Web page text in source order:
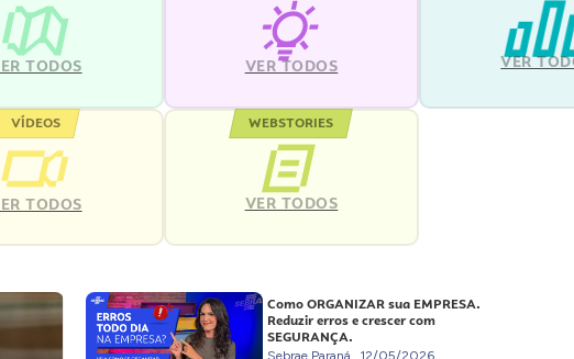
TODOS VER TODOS VER
VÍDEOS
TODOS
WEBSTORIES
VER TODOS
Como ORGANIZAR sua EMPRESA.
Reduzir erros e crescer com
SEGURANÇA.